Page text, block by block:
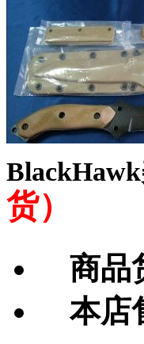
货）
商品
本店